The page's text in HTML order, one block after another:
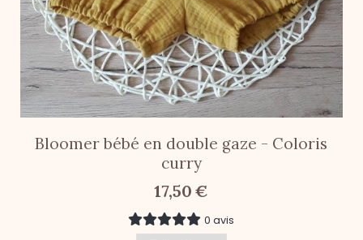
Bloomer bébé en double gaze - Coloris
curry
17,50 €
0 avis